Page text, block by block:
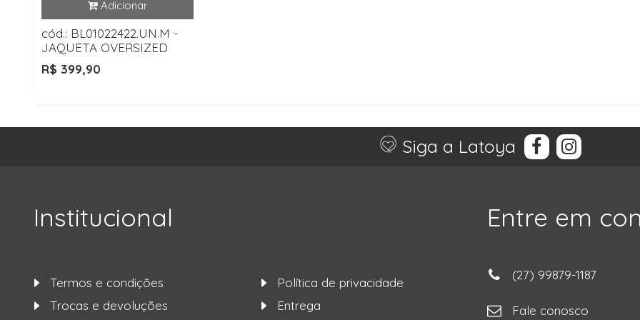
cód.: BL01022422.UN.M -
JAQUETA OVERSIZED
R$ 399,90
Siga a Latoya
Institucional
Termos e condições
Política de privacidade
Trocas e devoluções
Entrega
Entre em
(27) 99879-1187
Fale conosco